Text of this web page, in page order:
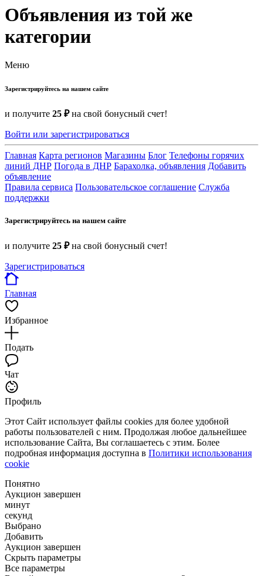
Объявления из той же
категории
Меню
Зарегистрируйтесь на нашем сайте
и получите 25 ₽на свой бонусный счет!
Войти или зарегистрироваться
Главная Карта регионов Магазины Блог Телефоны горячих
линий ДНР Погода в ДНР Барахолка, объявления Добавить
объявление
Правила сервиса Пользовательское соглашение Служба
поддержки
Зарегистрируйтесь на нашем сайте
и получите 25 ₽на свой бонусный счет!
Зарегистрироваться
Главная
Избранное
Подать
Чат
Профиль
Этот Сайт использует файлы cookies для более удобной
работы пользователей с ним. Продолжая любое дальнейшее
использование Сайта, Вы соглашаетесь с этим. Более
подробная информация доступна в Политики использования
cookie
Понятно
Аукцион завершен
минут
секунд
Выбрано
Добавить
Аукцион завершен
Скрыть параметры
Все параметры